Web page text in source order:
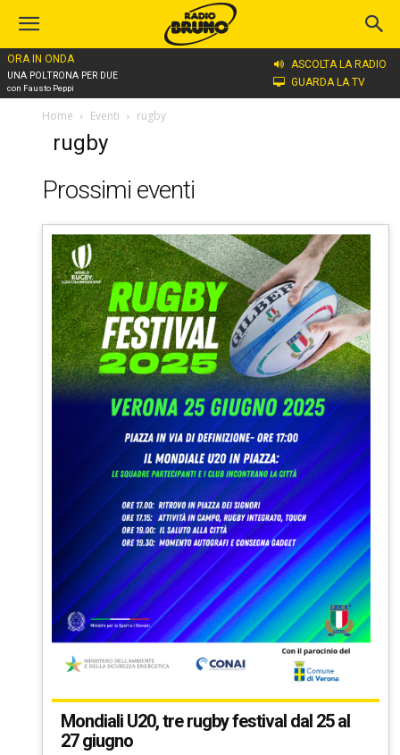
ORA IN ONDA
UNA POLTRONA PER DUE
con Fausto Peppi
ASCOLTA LA RADIO
GUARDA LA TV
Home Eventi rugby
rugby
Prossimi eventi
Mondiali U20, tre rugby festival dal 25 al
27 giugno